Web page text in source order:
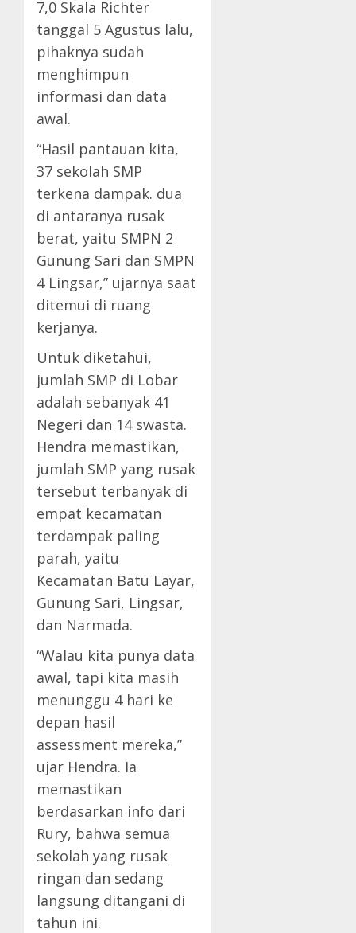
7,0 Skala Richter
tanggal 5 Agustus lalu,
pihaknya sudah
menghimpun
informasi dan data
awal.
“Hasil pantauan kita,
37 sekolah SMP
terkena dampak. dua
di antaranya rusak
berat, yaitu SMPN 2
Gunung Sari dan SMPN
4 Lingsar,” ujarnya saat
ditemui di ruang
kerjanya.
Untuk diketahui,
jumlah SMP di Lobar
adalah sebanyak 41
Negeri dan 14 swasta.
Hendra memastikan,
jumlah SMP yang rusak
tersebut terbanyak di
empat kecamatan
terdampak paling
parah, yaitu
Kecamatan Batu Layar,
Gunung Sari, Lingsar,
dan Narmada.
“Walau kita punya data
awal, tapi kita masih
menunggu 4 hari ke
depan hasil
assessment mereka,”
ujar Hendra. Ia
memastikan
berdasarkan info dari
Rury, bahwa semua
sekolah yang rusak
ringan dan sedang
langsung ditangani di
tahun ini.